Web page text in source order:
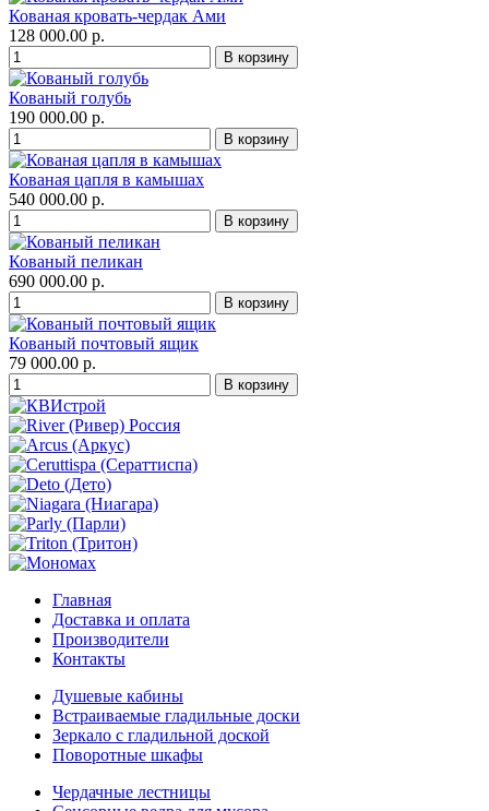
Кованая кровать-чердак Ами
128 000.00 р.
Кованый голубь
190 000.00 р.
Кованая цапля в камышах
540 000.00 р.
Кованый пеликан
690 000.00 р.
Кованый почтовый ящик
79 000.00 р.
Главная
Доставка и оплата
Производители
Контакты
Душевые кабины
Встраиваемые гладильные доски
Зеркало с гладильной доской
Поворотные шкафы
Чердачные лестницы